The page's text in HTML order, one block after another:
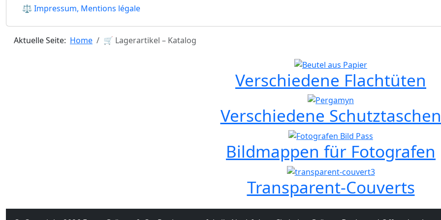
⚖ Impressum, Mentions légale
Aktuelle Seite: Home 🛒 Lagerartikel – Katalog
Verschiedene Flachtüten
Verschiedene Schutztaschen
Bildmappen für Fotografen
Transparent-Couverts